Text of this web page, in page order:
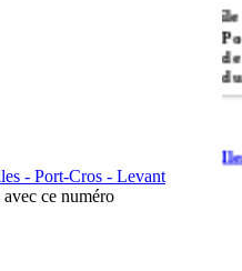
île
- Port-Cros - Levant
ce numéro